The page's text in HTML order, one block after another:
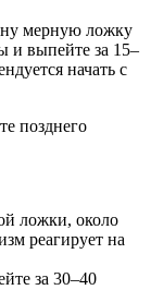
мерную ложку
и выпейте за 15–
начать с
позднего
ложки, около
реагирует на
за 30–40